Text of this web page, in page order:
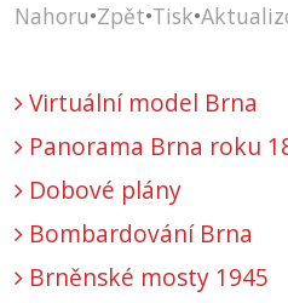
Nahoru•Zpět•Tisk•
Virtuální model Brna
Panorama Brna roku
Dobové plány
Bombardování Brna
Brněnské mosty 1945